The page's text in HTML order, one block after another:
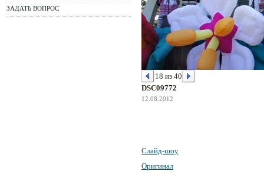
ЗАДАТЬ ВОПРОС
18 из 40
DSC09772
12.08.2012
Слайд-шоу
Оригинал